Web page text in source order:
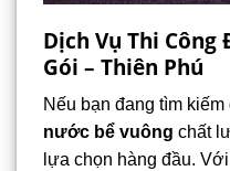
Dịch Vụ Thi
Gói – Thiên Phú
Nếu bạn đang tìm
nước bể vuông chất
lựa chọn hàng đầu.